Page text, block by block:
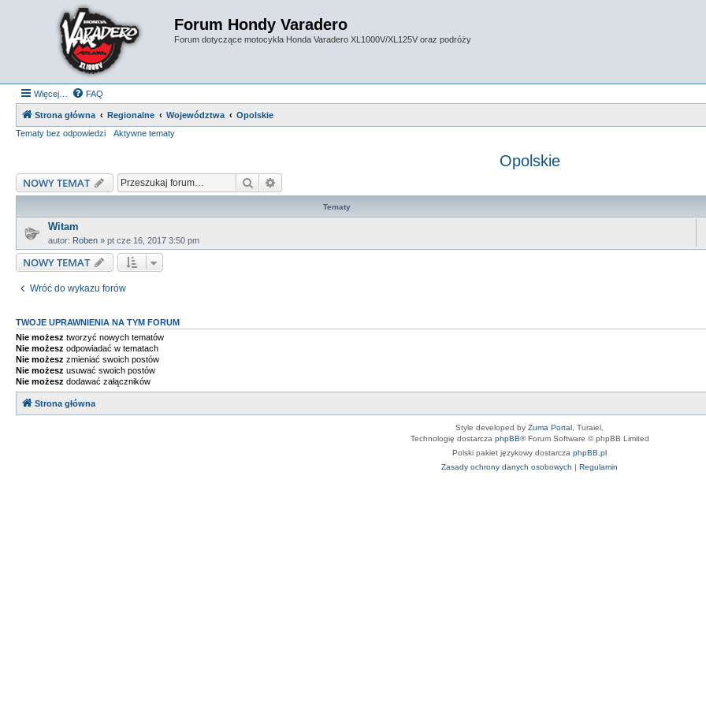
Forum Hondy Varadero
Forum dotyczące motocykla Honda Varadero XL1000V/XL125V oraz podróży
Więcej… FAQ
Strona główna Regionalne Województwa
Opolskie
Tematy bez odpowiedzi
Aktywne tematy
Opolskie
NOWY TEMAT Szukaj
Tematy
Witam
autor: Roben » pt cze 16, 2017 3:50 pm
NOWY TEMAT
Wróć do wykazu forów
TWOJE UPRAWNIENIA NA TYM FORUM
Nie możesz tworzyć nowych tematów
Nie możesz odpowiadać w tematach
Nie możesz zmieniać swoich postów
Nie możesz usuwać swoich postów
Nie możesz dodawać załączników
Strona główna
Style developed by Zuma Portal , Turaiel,
Technologię dostarcza phpBB® Forum Software © phpBB Limited
Polski pakiet językowy dostarcza phpBB.pl
Zasady ochrony danych osobowych | Regulamin